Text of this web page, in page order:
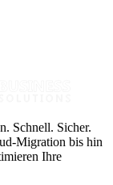
Schnell. Sicher.
Migration bis hin
Ihre